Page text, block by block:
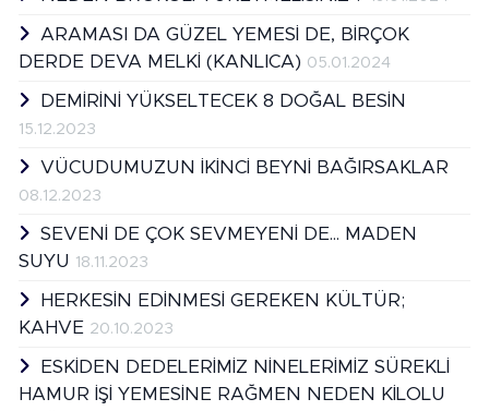
ARAMASI DA GÜZEL YEMESİ DE, BİRÇOK
DERDE DEVA MELKİ (KANLICA) 05.01.2024
DEMİRİNİ YÜKSELTECEK 8 DOĞAL BESİN
15.12.2023
VÜCUDUMUZUN İKİNCİ BEYNİ BAĞIRSAKLAR
08.12.2023
SEVENİ DE ÇOK SEVMEYENİ DE... MADEN
SUYU 18.11.2023
HERKESİN EDİNMESİ GEREKEN KÜLTÜR;
KAHVE 20.10.2023
ESKİDEN DEDELERİMİZ NİNELERİMİZ SÜREKLİ
HAMUR İŞİ YEMESİNE RAĞMEN NEDEN KİLOLU